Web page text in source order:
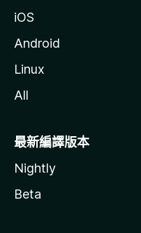
iOS
Android
Linux
All
最新編譯版本
Nightly
Beta